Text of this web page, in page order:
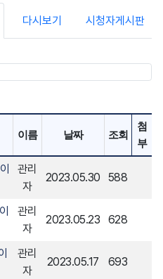
다시보기 시청자게시판
이름 날짜 조회
첨
부
관리
자
2023.05.30 588
관리
자
2023.05.23 628
관리
자
2023.05.17 693